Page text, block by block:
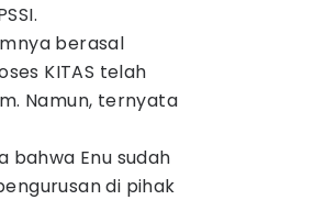
berasal
KITAS telah
Namun, ternyata
bahwa Enu sudah
di pihak